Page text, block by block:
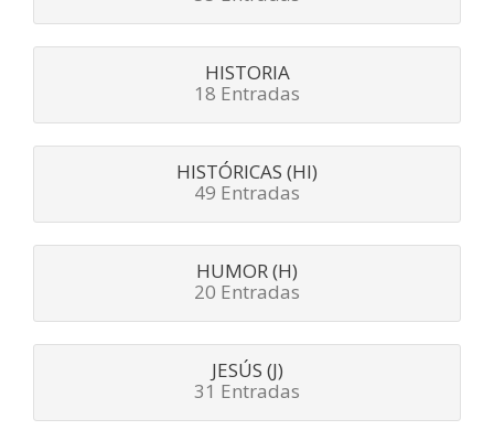
HISTORIA
18 Entradas
HISTÓRICAS (HI)
49 Entradas
HUMOR (H)
20 Entradas
JESÚS (J)
31 Entradas